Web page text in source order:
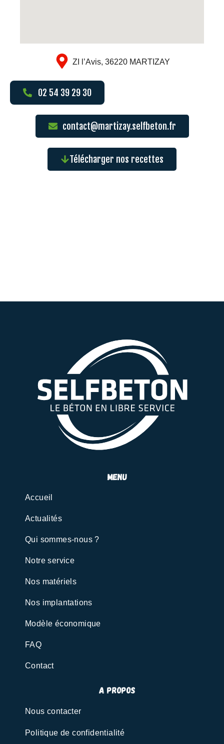
ZI l’Avis, 36220 MARTIZAY
02 54 39 29 30
contact@martizay.selfbeton.fr
Télécharger nos recettes
menu
Accueil
Actualités
Qui sommes-nous ?
Notre service
Nos matériels
Nos implantations
Modèle économique
FAQ
Contact
A propos
Nous contacter
Politique de confidentialité